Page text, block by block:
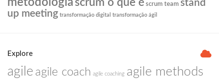
metodologia scrum o que é scrum team stand
up meeting transformação digital transformação ágil
Explore
agile agile coach agile coaching agile methods